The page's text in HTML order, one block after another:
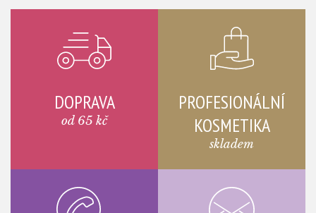
DOPRAVA
od 65 kč
PROFESIONÁLNÍ
KOSMETIKA
skladem